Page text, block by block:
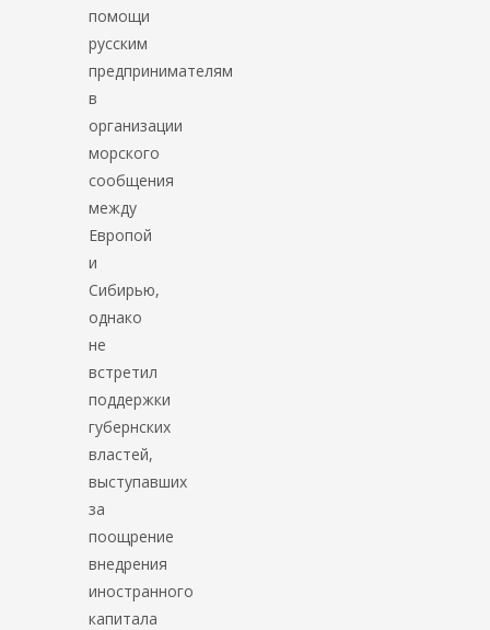
помощи
русским
предпринимателям
в
организации
морского
сообщения
между
Европой
и
Сибирью,
однако
не
встретил
поддержки
губернских
властей,
выступавших
за
поощрение
внедрения
иностранного
капитала